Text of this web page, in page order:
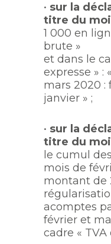
• sur la
titre du
1 000 en
brute »
et dans le
expresse » :
mars 2020 :
janvier » ;
• sur la
titre du
le cumul
mois de
montant de
acomptes
février et
cadre «